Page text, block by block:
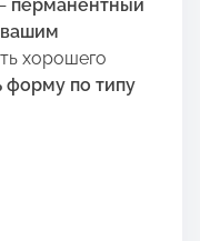
перманентный
хорошего
форму по типу